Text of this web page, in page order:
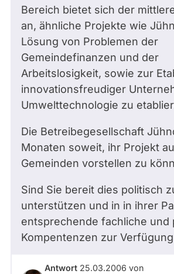
Bereich bietet sich der
an, ähnliche Projekte wie
Lösung von Problemen der
Gemeindefinanzen und der
Arbeitslosigkeit, sowie zur
innovationsfreudiger
Umwelttechnologie zu
Die Betreibegesellschaft
Monaten soweit, ihr Projekt
Gemeinden vorstellen zu
Sind Sie bereit dies politisch
unterstützen und in in ihrer
entsprechende fachliche und
Kompentenzen zur
Antwort 25.03.2006 von